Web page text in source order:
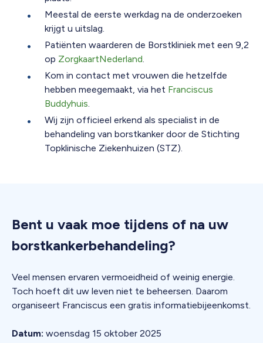
Meestal de eerste werkdag na de onderzoeken
krijgt u uitslag.
Patiënten waarderen de Borstkliniek met een 9,2
op ZorgkaartNederland.
Kom in contact met vrouwen die hetzelfde
hebben meegemaakt, via het Franciscus
Buddyhuis.
Wij zijn officieel erkend als specialist in de
behandeling van borstkanker door de Stichting
Topklinische Ziekenhuizen (STZ).
Bent u vaak moe tijdens of na uw
borstkankerbehandeling?
Veel mensen ervaren vermoeidheid of weinig energie.
Toch hoeft dit uw leven niet te beheersen. Daarom
organiseert Franciscus een gratis informatiebijeenkomst.
Datum: woensdag 15 oktober 2025